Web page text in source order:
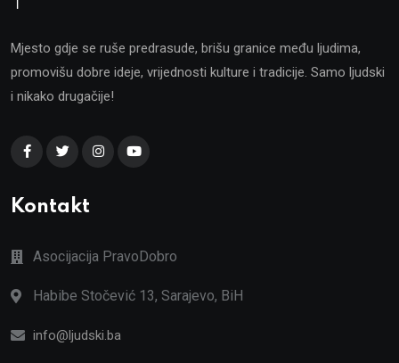
Mjesto gdje se ruše predrasude, brišu granice među ljudima,
promovišu dobre ideje, vrijednosti kulture i tradicije. Samo ljudski
i nikako drugačije!
Kontakt
Asocijacija PravoDobro
Habibe Stočević 13, Sarajevo, BiH
info@ljudski.ba